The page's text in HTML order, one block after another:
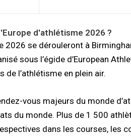
d'athlétisme 2026 ?
2026 se dérouleront à
sous l’égide d’European
l’athlétisme en plein air.
vous majeurs du monde
du monde. Plus de 1 500
dans les courses, les